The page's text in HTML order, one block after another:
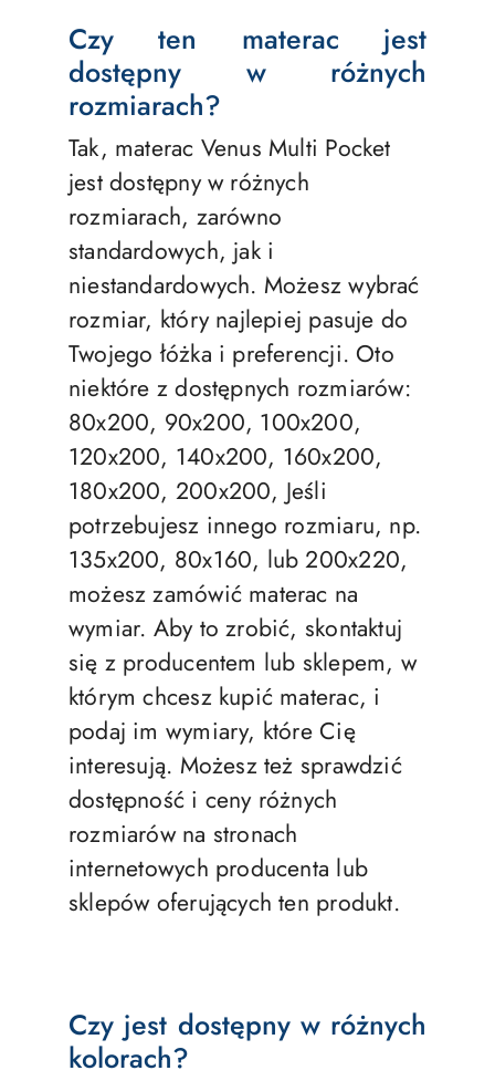
Czy ten materac jest
dostępny w różnych
rozmiarach?
Tak, materac Venus Multi Pocket
jest dostępny w różnych
rozmiarach, zarówno
standardowych, jak i
niestandardowych. Możesz wybrać
rozmiar, który najlepiej pasuje do
Twojego łóżka i preferencji. Oto
niektóre z dostępnych rozmiarów:
80x200, 90x200, 100x200,
120x200, 140x200, 160x200,
180x200, 200x200, Jeśli
potrzebujesz innego rozmiaru, np.
135x200, 80x160, lub 200x220,
możesz zamówić materac na
wymiar. Aby to zrobić, skontaktuj
się z producentem lub sklepem, w
którym chcesz kupić materac, i
podaj im wymiary, które Cię
interesują. Możesz też sprawdzić
dostępność i ceny różnych
rozmiarów na stronach
internetowych producenta lub
sklepów oferujących ten produkt.
Czy jest dostępny w różnych
kolorach?